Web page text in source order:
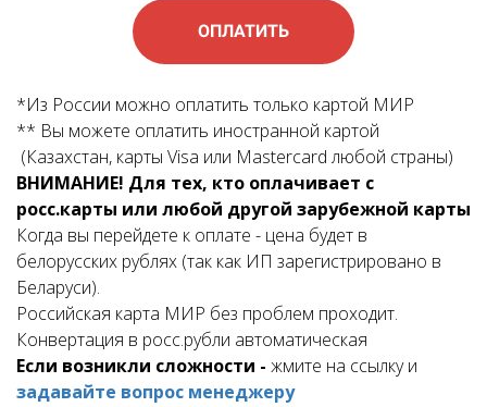
ОПЛАТИТЬ
*Из России можно оплатить только картой МИР
** Вы можете оплатить иностранной картой
(Казахстан, карты Visa или Mastercard любой страны)
ВНИМАНИЕ! Для тех, кто оплачивает с
росс.карты или любой другой зарубежной карты
Когда вы перейдете к оплате - цена будет в
белорусских рублях (так как ИП зарегистрировано в
Беларуси).
Российская карта МИР без проблем проходит.
Конвертация в росс.рубли автоматическая
Если возникли сложности - жмите на ссылку и
задавайте вопрос менеджеру